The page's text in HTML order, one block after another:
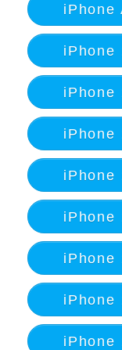
iPhone
iPhone
iPhone
iPhone
iPhone
iPhone
iPhone
iPhone
iPhone